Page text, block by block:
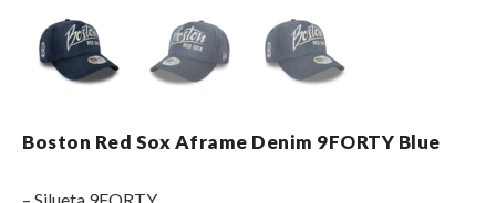
Boston Red Sox Aframe Denim 9FORTY Blue
– Silueta 9FORTY